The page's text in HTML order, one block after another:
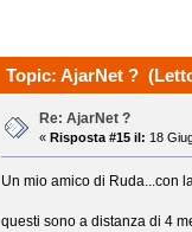
Topic: AjarNet ?
Re: AjarNet ?
« Risposta #15 il: 18
Un mio amico di Ruda...con
questi sono a distanza di 4